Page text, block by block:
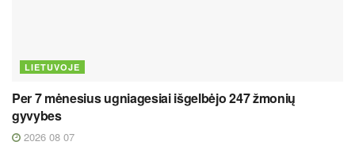
LIETUVOJE
Per 7 mėnesius ugniagesiai išgelbėjo 247 žmonių
gyvybes
2026 08 07